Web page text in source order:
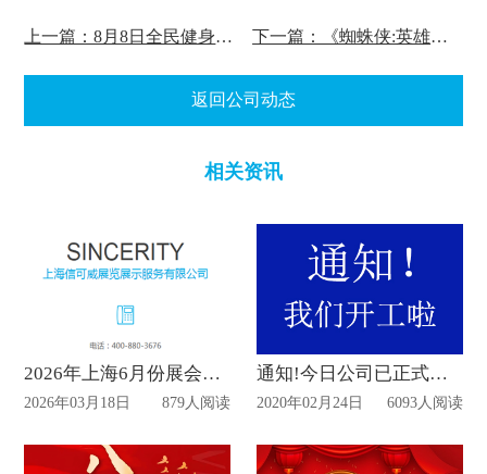
上一篇：8月8日全民健身日,大健康展厅的意义 下一篇：《蜘蛛侠:英雄远征》中的高科技技术——全息投影
返回公司动态
相关资讯
2026年上海6月份展会设计排期表
2026年03月18日 879人阅读
通知!今日公司已正式复工!
2020年02月24日 6093人阅读